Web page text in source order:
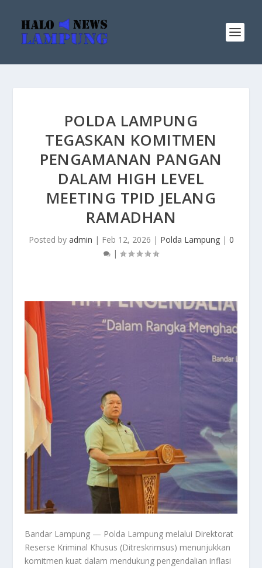
POLDA LAMPUNG
TEGASKAN KOMITMEN
PENGAMANAN PANGAN
DALAM HIGH LEVEL
MEETING TPID JELANG
RAMADHAN
Posted by admin | Feb 12, 2026 | Polda Lampung| 0
|
Bandar Lampung — Polda Lampung melalui Direktorat
Reserse Kriminal Khusus (Ditreskrimsus) menunjukkan
komitmen kuat dalam mendukung pengendalian inflasi